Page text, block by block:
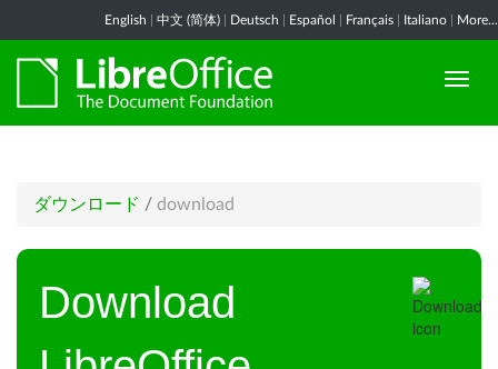
English 中文 (简体) Deutsch Español Français Italiano More...
ダウンロード / download
Download